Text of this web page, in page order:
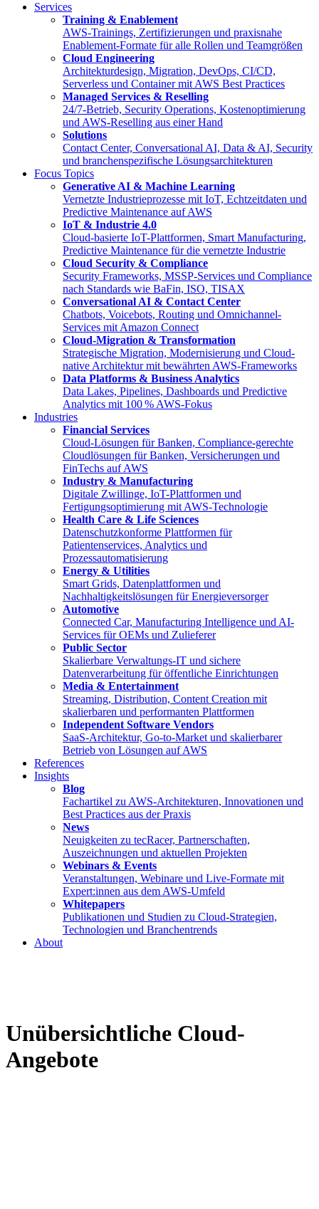
Services
Training & Enablement
AWS-Trainings, Zertifizierungen und praxisnahe
Enablement-Formate für alle Rollen und Teamgrößen
Cloud Engineering
Architekturdesign, Migration, DevOps, CI/CD,
Serverless und Container mit AWS Best Practices
Managed Services & Reselling
24/7-Betrieb, Security Operations, Kostenoptimierung
und AWS-Reselling aus einer Hand
Solutions
Contact Center, Conversational AI, Data & AI, Security
und branchenspezifische Lösungsarchitekturen
Focus Topics
Generative AI & Machine Learning
Vernetzte Industrieprozesse mit IoT, Echtzeitdaten und
Predictive Maintenance auf AWS
IoT & Industrie 4.0
Cloud-basierte IoT-Plattformen, Smart Manufacturing,
Predictive Maintenance für die vernetzte Industrie
Cloud Security & Compliance
Security Frameworks, MSSP-Services und Compliance
nach Standards wie BaFin, ISO, TISAX
Conversational AI & Contact Center
Chatbots, Voicebots, Routing und Omnichannel-
Services mit Amazon Connect
Cloud-Migration & Transformation
Strategische Migration, Modernisierung und Cloud-
native Architektur mit bewährten AWS-Frameworks
Data Platforms & Business Analytics
Data Lakes, Pipelines, Dashboards und Predictive
Analytics mit 100 % AWS-Fokus
Industries
Financial Services
Cloud-Lösungen für Banken, Compliance-gerechte
Cloudlösungen für Banken, Versicherungen und
FinTechs auf AWS
Industry & Manufacturing
Digitale Zwillinge, IoT-Plattformen und
Fertigungsoptimierung mit AWS-Technologie
Health Care & Life Sciences
Datenschutzkonforme Plattformen für
Patientenservices, Analytics und
Prozessautomatisierung
Energy & Utilities
Smart Grids, Datenplattformen und
Nachhaltigkeitslösungen für Energieversorger
Automotive
Connected Car, Manufacturing Intelligence und AI-
Services für OEMs und Zulieferer
Public Sector
Skalierbare Verwaltungs-IT und sichere
Datenverarbeitung für öffentliche Einrichtungen
Media & Entertainment
Streaming, Distribution, Content Creation mit
skalierbaren und performanten Plattformen
Independent Software Vendors
SaaS-Architektur, Go-to-Market und skalierbarer
Betrieb von Lösungen auf AWS
References
Insights
Blog
Fachartikel zu AWS-Architekturen, Innovationen und
Best Practices aus der Praxis
News
Neuigkeiten zu tecRacer, Partnerschaften,
Auszeichnungen und aktuellen Projekten
Webinars & Events
Veranstaltungen, Webinare und Live-Formate mit
Expert:innen aus dem AWS-Umfeld
Whitepapers
Publikationen und Studien zu Cloud-Strategien,
Technologien und Branchentrends
About
Unübersichtliche Cloud-
Angebote